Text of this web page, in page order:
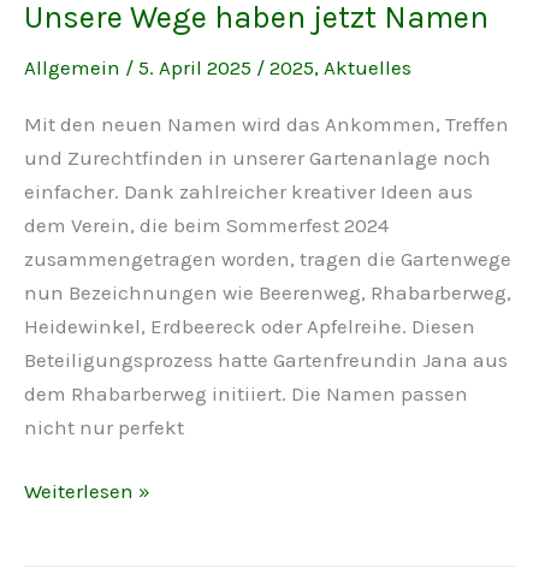
Unsere Wege haben jetzt Namen
Allgemein / 5. April 2025 / 2025, Aktuelles
Mit den neuen Namen wird das Ankommen, Treffen
und Zurechtfinden in unserer Gartenanlage noch
einfacher. Dank zahlreicher kreativer Ideen aus
dem Verein, die beim Sommerfest 2024
zusammengetragen worden, tragen die Gartenwege
nun Bezeichnungen wie Beerenweg, Rhabarberweg,
Heidewinkel, Erdbeereck oder Apfelreihe. Diesen
Beteiligungsprozess hatte Gartenfreundin Jana aus
dem Rhabarberweg initiiert. Die Namen passen
nicht nur perfekt
Apfelreihe,
Weiterlesen »